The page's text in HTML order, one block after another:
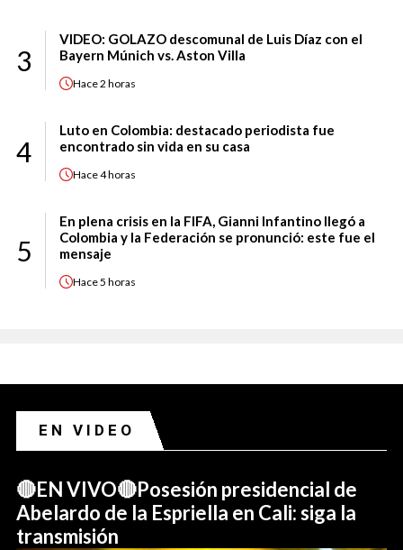
3
VIDEO: GOLAZO descomunal de Luis Díaz con el
Bayern Múnich vs. Aston Villa
Hace2 horas
4
Luto en Colombia: destacado periodista fue
encontrado sin vida en su casa
Hace4 horas
5
En plena crisis en la FIFA, Gianni Infantino llegó a
Colombia y la Federación se pronunció: este fue el
mensaje
Hace5 horas
EN VIDEO
🔴EN VIVO🔴Posesión presidencial de
Abelardo de la Espriella en Cali: siga la
transmisión